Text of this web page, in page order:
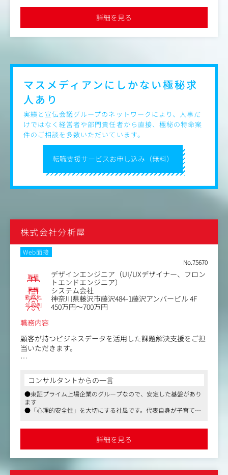
●テクノロジーを用いた映像演出
方、技術やアートへの幅広い理解や知識をお持ちの方は特
▼制作事例
・東京都現代美術館：＃わたしが知らない坂本龍一 『坂本
龍一｜音を視る 時を聴く』Special Preview Digest
・モトローラ・モビリティ・ジャパン：motorola razr50
キャンペーン
・Tinder：MATCH FES TOKYO
・朝日放送テレビ：M-1グランプリ｜プロモーション映像
2023年-2024年
はじめ規模感の大きな仕事を経験でき、社内外でさまざまなコネ
クションを作ることも可能です
●同社はフレックス制度や在宅勤務制度も導入するなど社員の働
きやすい環境づくりにも力を入れています
詳細を見る
転職支援サービスお申し込み（無料）
マスメディアンにしかない極秘求
人あり
実績と宣伝会議グループのネットワークにより、人事だ
けではなく経営者や部門責任者から直接、極秘の特命案
件のご相談を多数いただいています。
株式会社分析屋
Web面接
No.75670
職種
デザインエンジニア（UI/UXデザイナー、フロン
トエンドエンジニア）
業種 システム会社
勤務地 神奈川県藤沢市藤沢484-1藤沢アンバービル 4F
年収例
450万円～700万円
職務内容
顧客が持つビジネスデータを活用した課題解決支援をご担
当いただきます。
■課題ヒアリング～戦略立案、分析設計などの支援を行い
ます。
ポジションの業務としては、特に顧客課題とニーズに基づ
いたデータ活用やデータ分析プロジェクトの企画、解析・
分析、分析結果報告まで一連の業務を想定しております。
にはアクセスログの分析・レポーティングや、BIツールを
使った各種事業KPIの可視化・分析支援業務といったもの
コンサルタントからの一言
●東証プライム上場企業のグループなので、安定した基盤があり
ます
●「心理的安全性」を大切にする社風です。代表自身が子育てへ
●近年ではグループ会社商流で大手企業案件も増えています。分
析業務にとどまらず、企画提案、基盤構築、コンサルティングと
一貫した支援が可能です。
詳細を見る